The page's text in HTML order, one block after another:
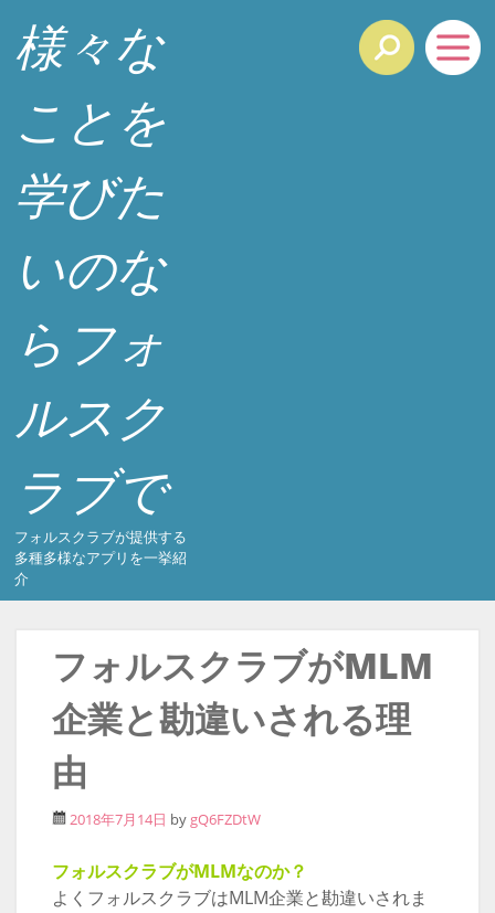
様々な
ことを
学びた
いのな
らフォ
ルスク
ラブで
フォルスクラブが提供する
多種多様なアプリを一挙紹
介
フォルスクラブがMLM
企業と勘違いされる理
由
2018年7月14日 by gQ6FZDtW
フォルスクラブがMLMなのか？
よくフォルスクラブはMLM企業と勘違いされま